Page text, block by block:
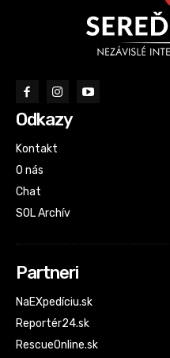
Odkazy
Kontakt
O nás
Chat
SOL Archív
Partneri
NaEXpedíciu.sk
Reportér24.sk
RescueOnline.sk